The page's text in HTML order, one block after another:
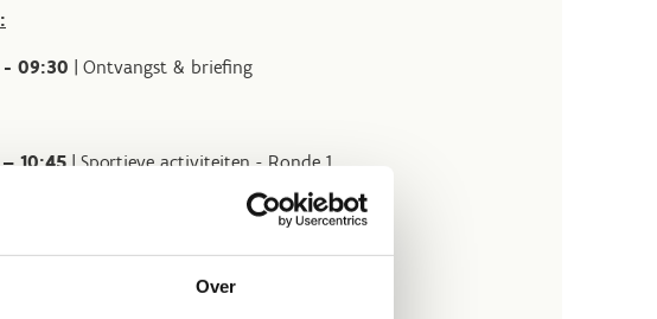
Over
09:30 | Ontvangst & briefing
10:45 | Sportieve activiteiten - Ronde 1
11:00| Pauze & ontspanning